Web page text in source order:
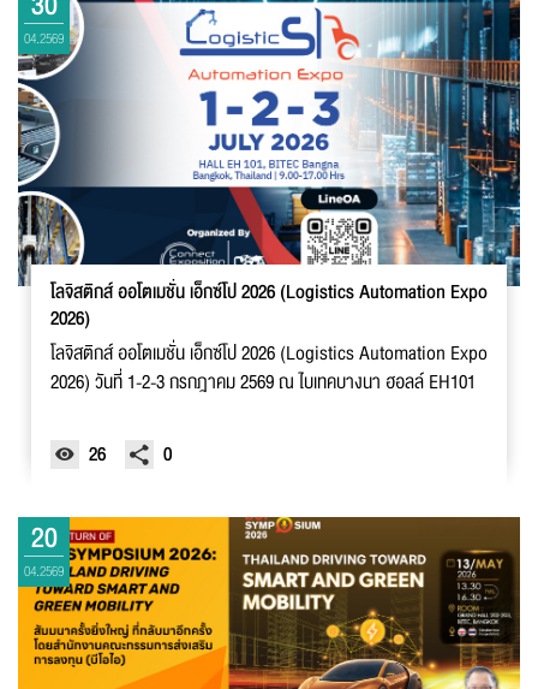
04.2569
โลจิสติกส์ ออโตเมชั่น เอ็กซ์โป 2026 (Logistics Automation Expo
2026)
โลจิสติกส์ ออโตเมชั่น เอ็กซ์โป 2026 (Logistics Automation Expo
2026) วันที่ 1-2-3 กรกฎาคม 2569 ณ ไบเทคบางนา ฮอลล์ EH101
26 0
20
04.2569